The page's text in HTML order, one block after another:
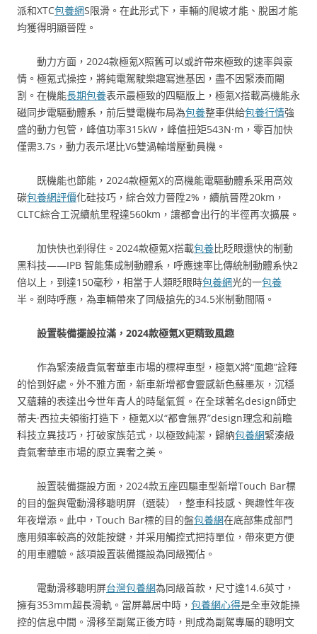
派和XTC包養網S限滑。在此形式下，車輛的爬坡才能、脫困才能
均獲得明顯晉陞。
動力方面，2024款極氪X照舊可以或許帶來極致的速率與豪
情。極氪式操控，將純電駕駛樂趣寫進基因，盡不因緊湊而閹
割。在機能長期包養表示最極致的四驅版上，極氪X搭載高機能永
磁同步電驅動體系，前后雙電機布局為包養整車供給包養行情強
盛的動力包管，峰值功率315kW，峰值扭矩543N·m，零百加快
僅需3.7s，動力表示堪比V6雙渦輪增壓動員機。
既機能也節能，2024款極氪X的高機能電驅動體系采用高效
碳包養網評價化硅技巧，綜合效力晉陞2%，續航晉陞20km，
CLTC綜合工況續航里程達560km，讓都會出行的半徑再次擴展。
加快快也剎得住。2024款極氪X搭載包養比眨眼還快的制動
黑科技——IPB 智能集成制動體系，呼應速率比傳統制動體系快2
倍以上，到達150毫秒，相當于人類眨眼時包養網光的一包養
半。剎時呼應，為車輛帶來了同級搶先的34.5米制動間隔。
設置裝備擺設拉滿，2024款極氪X更精致風趣
作為緊湊級貴氣奢華車市場的標桿車型，極氪X將“風趣”詮釋
的恰到好處。外不雅方面，新車新增都會靈感新色蘇墨灰，沉穩
又蘊藉的表達出今世年青人的時髦氣質。在全球著名design師史
蒂夫·西拉夫領銜打造下，極氪X以“都會無界”design理念和前瞻
科技立異技巧，打破家族范式，以極致純潔，歸納包養網緊湊級
貴氣奢華車市場的原立異奢之美。
設置裝備擺設方面，2024款五座四驅車型新增Touch Bar標
的目的盤與電動滑移聰明屏（選裝），整車科技感、興趣性年夜
年夜增添。此中，Touch Bar標的目的盤包養網在底部集成部門
應用頻率較高的效能按鍵，并采用觸控式把持單位，帶來更方便
的用車體驗。該項設置裝備擺設為同級獨佔。
電動滑移聰明屏台灣包養網為同級首款，尺寸達14.6英寸，
擁有353mm超長滑軌。當屏幕居中時， 包養網心得是全車效能操
控的信息中間。滑移至副駕正後方時，則成為副駕專屬的聰明文